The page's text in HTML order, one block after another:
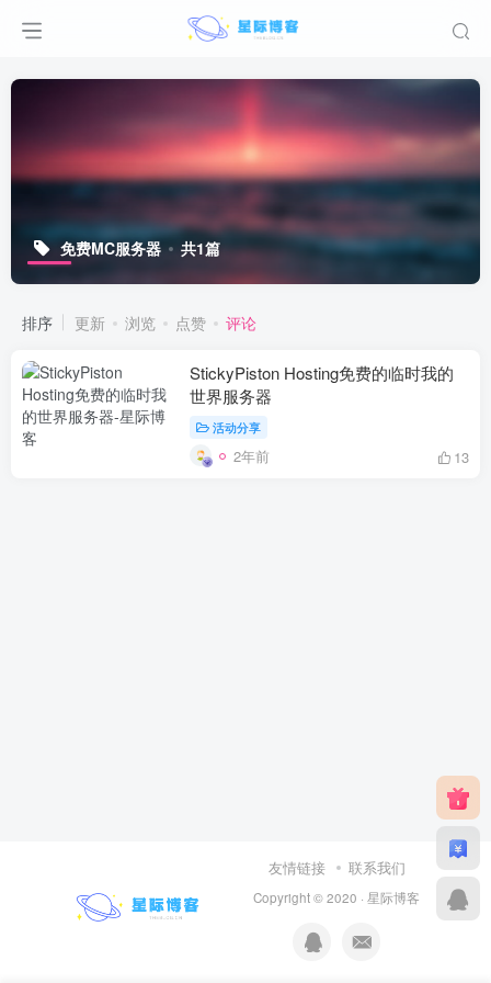
免费MC服务器 共1篇
排序 更新 浏览 点赞 评论
StickyPiston Hosting免费的临时我的
世界服务器
活动分享
2年前 13
友情链接 联系我们
Copyright © 2020 ·星际博客